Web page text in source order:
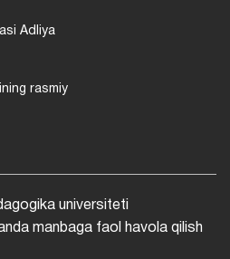
Adliya
rasmiy
universiteti
manbaga faol havola qilish